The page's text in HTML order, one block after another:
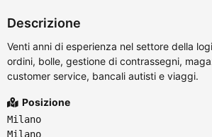
Descrizione
Venti anni di esperienza nel settore della
ordini, bolle, gestione di contrassegni,
customer service, bancali autisti e viaggi.
Posizione
Milano
Milano